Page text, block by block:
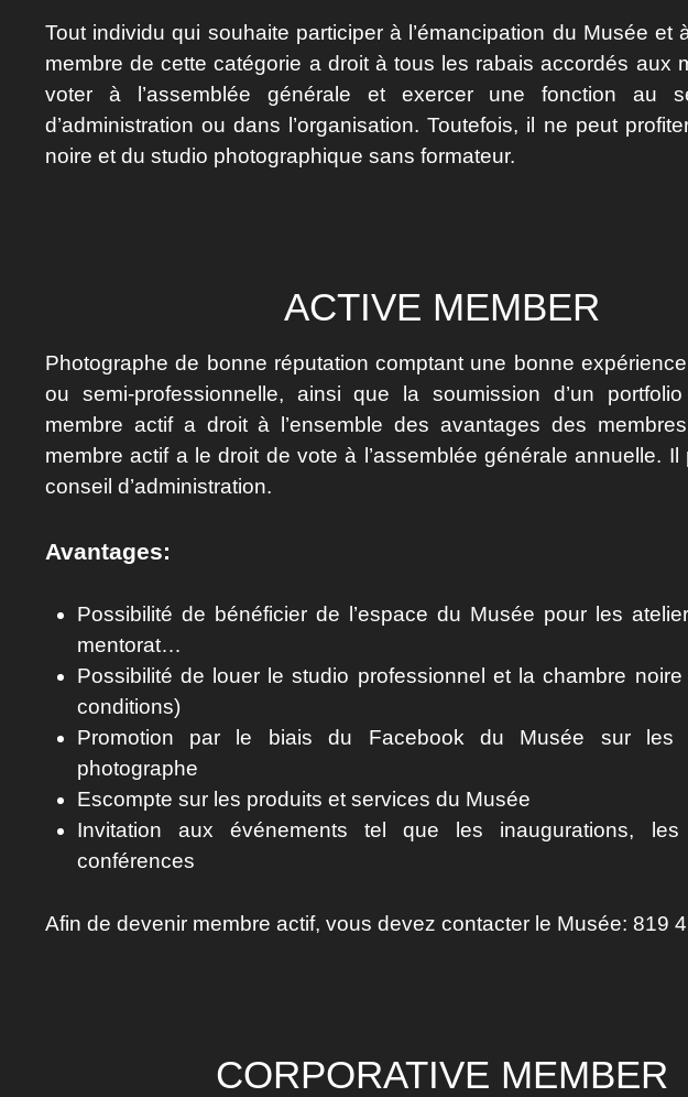
Tout individu qui souhaite participer à l’émancipation du Musée et
membre de cette catégorie a droit à tous les rabais accordés aux
voter à l’assemblée générale et exercer une fonction au
d’administration ou dans l’organisation. Toutefois, il ne peut
noire et du studio photographique sans formateur.
ACTIVE MEMBER
Photographe de bonne réputation comptant une bonne
ou semi-professionnelle, ainsi que la soumission d’un
membre actif a droit à l’ensemble des avantages des
membre actif a le droit de vote à l’assemblée générale annuelle.
conseil d’administration.
Avantages:
Possibilité de bénéficier de l’espace du Musée pour les
mentorat…
Possibilité de louer le studio professionnel et la chambre
conditions)
Promotion par le biais du Facebook du Musée sur les
photographe
Escompte sur les produits et services du Musée
Invitation aux événements tel que les inaugurations,
conférences
Afin de devenir membre actif, vous devez contacter le Musée: 819
CORPORATIVE MEMBER